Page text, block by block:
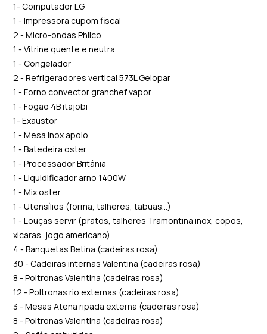
1- Computador LG
1 - Impressora cupom fiscal
2 - Micro-ondas Philco
1 - Vitrine quente e neutra
1 - Congelador
2 - Refrigeradores vertical 573L Gelopar
1 - Forno convector granchef vapor
1 - Fogão 4B itajobi
1- Exaustor
1 - Mesa inox apoio
1 - Batedeira oster
1 - Processador Britânia
1 - Liquidificador arno 1400W
1 - Mix oster
1 - Utensílios (forma, talheres, tabuas...)
1 - Louças servir (pratos, talheres Tramontina inox, copos,
xicaras, jogo americano)
4 - Banquetas Betina (cadeiras rosa)
30 - Cadeiras internas Valentina (cadeiras rosa)
8 - Poltronas Valentina (cadeiras rosa)
12 - Poltronas rio externas (cadeiras rosa)
3 - Mesas Atena ripada externa (cadeiras rosa)
8 - Poltronas Valentina (cadeiras rosa)